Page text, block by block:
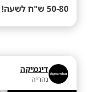
50-80 ש"ח לשעה!
דינמיקה
נהריה